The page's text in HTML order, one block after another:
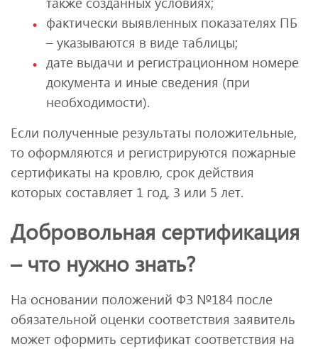
фактически выявленных показателях ПБ
– указываются в виде таблицы;
дате выдачи и регистрационном номере
документа и иные сведения (при
необходимости).
Если полученные результаты положительные,
то оформляются и регистрируются пожарные
сертификаты на кровлю, срок действия
которых составляет 1 год, 3 или 5 лет.
Добровольная сертификация
– что нужно знать?
На основании положений ФЗ №184 после
обязательной оценки соответствия заявитель
может оформить сертификат соответствия на